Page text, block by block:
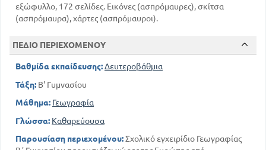
ΣΥΜΠΛΗΡΩΜΑ
ΟΙ ΜΕΓΑΛΕΣ ΟΔΟΙ ΤΗΣ ΕΥΡΩΠΑΙΚΗΣ
155
Ο ΕΛΛΗΝΙΣΜΟΣ ΣΗΜΕΡΑ ΣΤΗΝ
ΕΥΡΩΠΗ
εξώφυλλο, 172 σελίδες. Εικόνες (ασπρόμαυρες), σκίτσα
(ασπρόμαυρα), χάρτες (ασπρόμαυροι).
ΠΕΔΙΟ ΠΕΡΙΕΧΟΜΕΝΟΥ
Βαθμίδα εκπαίδευσης:Δευτεροβάθμια
Τάξη: Β' Γυμνασίου
Μάθημα: Γεωγραφία
Γλώσσα: Καθαρεύουσα
Παρουσίαση περιεχομένου:Σχολικό εγχειρίδιο Γεωγραφίας